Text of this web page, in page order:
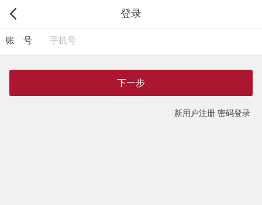
登录
账 号
下一步
新用户注册 密码登录